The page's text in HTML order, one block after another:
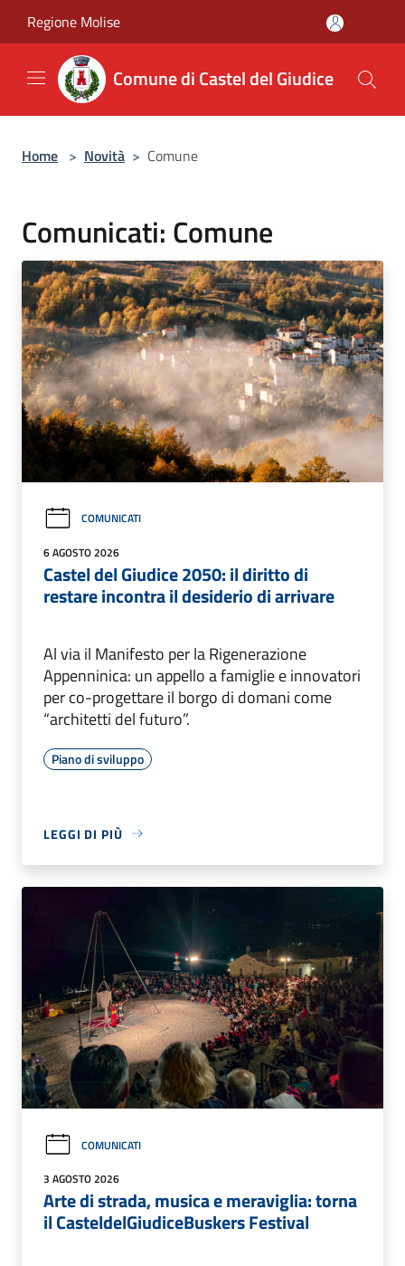
Regione Molise
Comune di Castel del Giudice
Home > Novità > Comune
Comunicati: Comune
COMUNICATI
6 AGOSTO 2026
Castel del Giudice 2050: il diritto di
restare incontra il desiderio di arrivare
Al via il Manifesto per la Rigenerazione
Appenninica: un appello a famiglie e innovatori
per co-progettare il borgo di domani come
“architetti del futuro”.
Piano di sviluppo
LEGGI DI PIÙ
COMUNICATI
3 AGOSTO 2026
Arte di strada, musica e meraviglia: torna
il CasteldelGiudiceBuskers Festival